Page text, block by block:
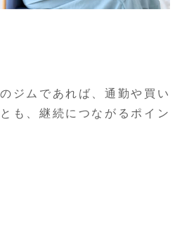
ジムであれば、通勤や買い
も、継続につながるポイン